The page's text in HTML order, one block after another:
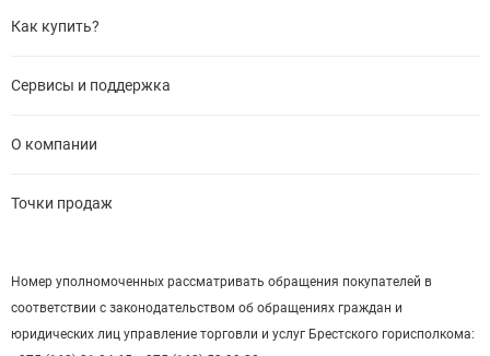
Как купить?
Сервисы и поддержка
О компании
Точки продаж
Номер уполномоченных рассматривать обращения покупателей в
соответствии с законодательством об обращениях граждан и
юридических лиц управление торговли и услуг Брестского горисполкома: